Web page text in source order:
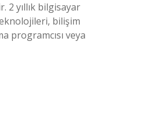
2 yıllık bilgisayar
bilişim
programcısı veya